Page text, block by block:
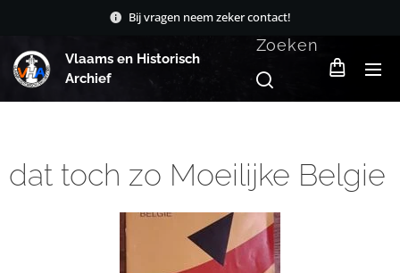
Bij vragen neem zeker contact!
Vlaams en Historisch
Archief
Zoeken
dat toch zo Moeilijke Belgie